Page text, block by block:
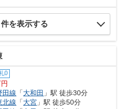
件を表示する
0
田線 「大和田 」駅 徒歩30分
北線 「大宮 」駅 徒歩50分